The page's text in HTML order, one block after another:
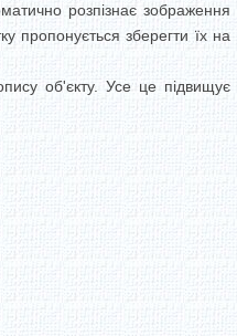
розпізнає зображення
пропонується зберегти їх на
об'єкту. Усе це підвищує